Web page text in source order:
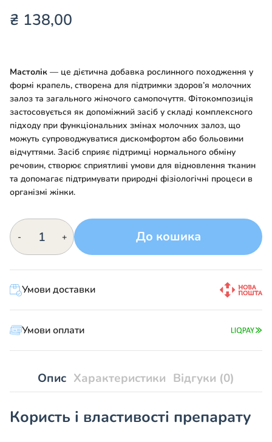
₴ 138,00
Мастолік — це дієтична добавка рослинного походження у
формі крапель, створена для підтримки здоров’я молочних
залоз та загального жіночого самопочуття. Фітокомпозиція
застосовується як допоміжний засіб у складі комплексного
підходу при функціональних змінах молочних залоз, що
можуть супроводжуватися дискомфортом або больовими
відчуттями. Засіб сприяє підтримці нормального обміну
речовин, створює сприятливі умови для відновлення тканин
та допомагає підтримувати природні фізіологічні процеси в
організмі жінки.
-
Мастолік
кількість
+ До кошика
Умови доставки
Умови оплати
Опис Характеристики Відгуки (0)
Користь і властивості препарату